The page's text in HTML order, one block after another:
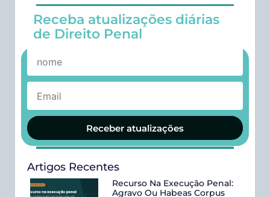
Receba atualizações diárias
de Direito Penal
Receber atualizações
Artigos Recentes
Recurso Na Execução Penal:
Agravo Ou Habeas Corpus